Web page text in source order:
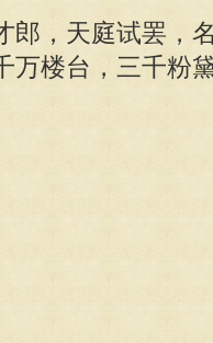
郎，天庭试罢，
万楼台，三千粉